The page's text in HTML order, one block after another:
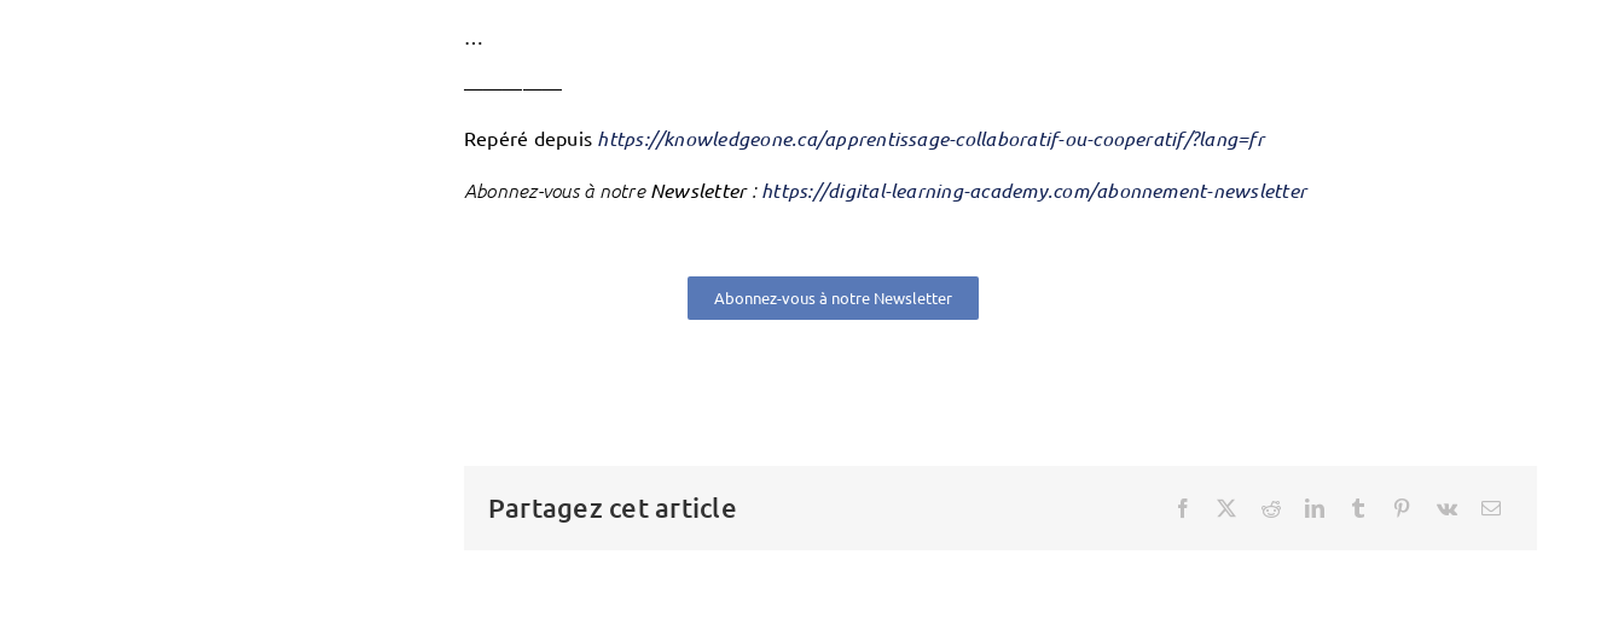
—————
Repéré depuis https://knowledgeone.ca/apprentissage-collaboratif-ou-cooperatif/?lang=fr
Abonnez-vous à notre Newsletter: https://digital-learning-academy.com/abonnement-newsletter
Abonnez-vous à notre Newsletter
Partagez cet article